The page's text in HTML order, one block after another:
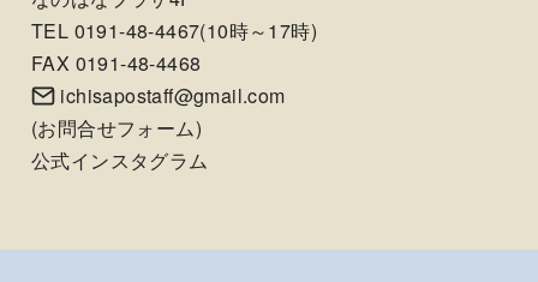
TEL 0191-48-4467(10時～17時)
FAX 0191-48-4468
ichisapostaff@gmail.com
(お問合せフォーム)
公式インスタグラム